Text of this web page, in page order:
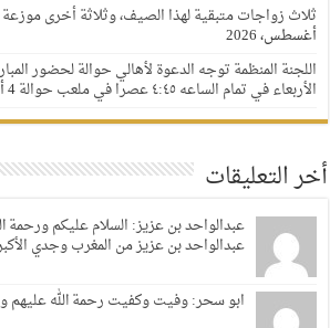
ثلاث زواجات متبقية لهذا الصيف، وثلاثة أخرى موزعة على
أغسطس، 2026
اللجنة المنظمة توجه الدعوة لأهالي حوالة لحضور
الأربعاء في تمام الساعه ٤:٤٥ عصرا في ملعب حوالة 4 أغسطس، 2026
أخر التعليقات
عبدالواحد بن عزيز: السلام عليكم ورحمة
عبدالواحد بن عزيز من المغرب وجدي
ابو سحر: وفيت وكفيت رحمة الله عليهم